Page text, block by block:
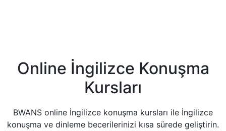
Online İngilizce Konuşma
Kursları
BWANS online İngilizce konuşma kursları ile İngilizce
konuşma ve dinleme becerilerinizi kısa sürede geliştirin.